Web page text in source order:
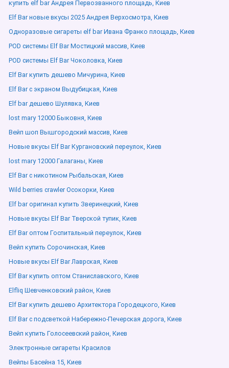
купить elf bar Андрея Первозванного площадь, Киев
Elf Bar новые вкусы 2025 Андрея Верхосмотра, Киев
Одноразовые сигареты elf bar Ивана Франко площадь, Киев
POD системы Elf Bar Мостицкий массив, Киев
POD системы Elf Bar Чоколовка, Киев
Elf Bar купить дешево Мичурина, Киев
Elf Bar с экраном Выдубицкая, Киев
Elf bar дешево Шулявка, Киев
lost mary 12000 Быковня, Киев
Вейп шоп Вышгородский массив, Киев
Новые вкусы Elf Bar Кургановский переулок, Киев
lost mary 12000 Галаганы, Киев
Elf Bar с никотином Рыбальская, Киев
Wild berries crawler Осокорки, Киев
Elf bar оригинал купить Зверинецкий, Киев
Новые вкусы Elf Bar Тверской тупик, Киев
Elf Bar оптом Госпитальный переулок, Киев
Вейп купить Сорочинская, Киев
Новые вкусы Elf Bar Лаврская, Киев
Elf Bar купить оптом Станиславского, Киев
Elfliq Шевченковский район, Киев
Elf Bar купить дешево Архитектора Городецкого, Киев
Elf Bar с подсветкой Набережно-Печерская дорога, Киев
Вейп купить Голосеевский район, Киев
Электронные сигареты Красилов
Вейпы Басейна 15, Киев